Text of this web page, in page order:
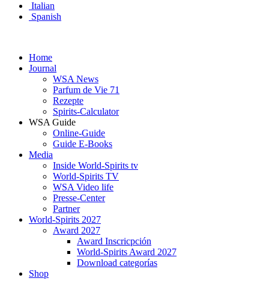
Italian
Spanish
Home
Journal
WSA News
Parfum de Vie 71
Rezepte
Spirits-Calculator
WSA Guide
Online-Guide
Guide E-Books
Media
Inside World-Spirits tv
World-Spirits TV
WSA Video life
Presse-Center
Partner
World-Spirits 2027
Award 2027
Award Inscricpción
World-Spirits Award 2027
Download categorías
Shop